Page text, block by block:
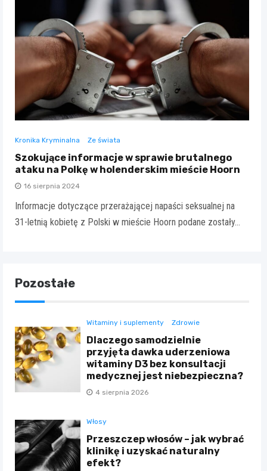
Kronika Kryminalna Ze świata
Szokujące informacje w sprawie brutalnego
ataku na Polkę w holenderskim mieście Hoorn
16 sierpnia 2024
Informacje dotyczące przerażającej napaści seksualnej na
31-letnią kobietę z Polski w mieście Hoorn podane zostały…
Pozostałe
Witaminy i suplementy Zdrowie
Dlaczego samodzielnie
przyjęta dawka uderzeniowa
witaminy D3 bez konsultacji
medycznej jest niebezpieczna?
4 sierpnia 2026
Włosy
Przeszczep włosów – jak wybrać
klinikę i uzyskać naturalny
efekt?